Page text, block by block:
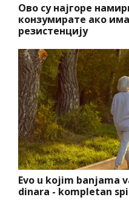
Ово су најгоре
конзумирате ако
резистенцију
Evo u kojim banjama
dinara - kompletan